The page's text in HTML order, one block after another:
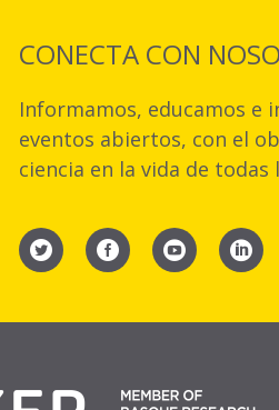
CONECTA CON
Informamos, educamos e
eventos abiertos, con el
ciencia en la vida de todas